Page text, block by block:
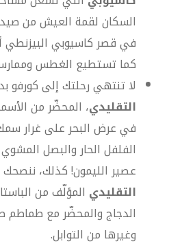
السكان لقمة العيش من
في قصر كاسيوبي البيزنطي
كما تستطيع الغطس
لا تنتهي رحلتك إلى كورفو
التقليدي، المحضّر من
في عرض البحر على غرار
الفلفل الحار والبصل
عصير الليمون! كذلك،
التقليدي المؤلّف من
الدجاج والمحضّر مع طماطم
وغيرها من التوابل.